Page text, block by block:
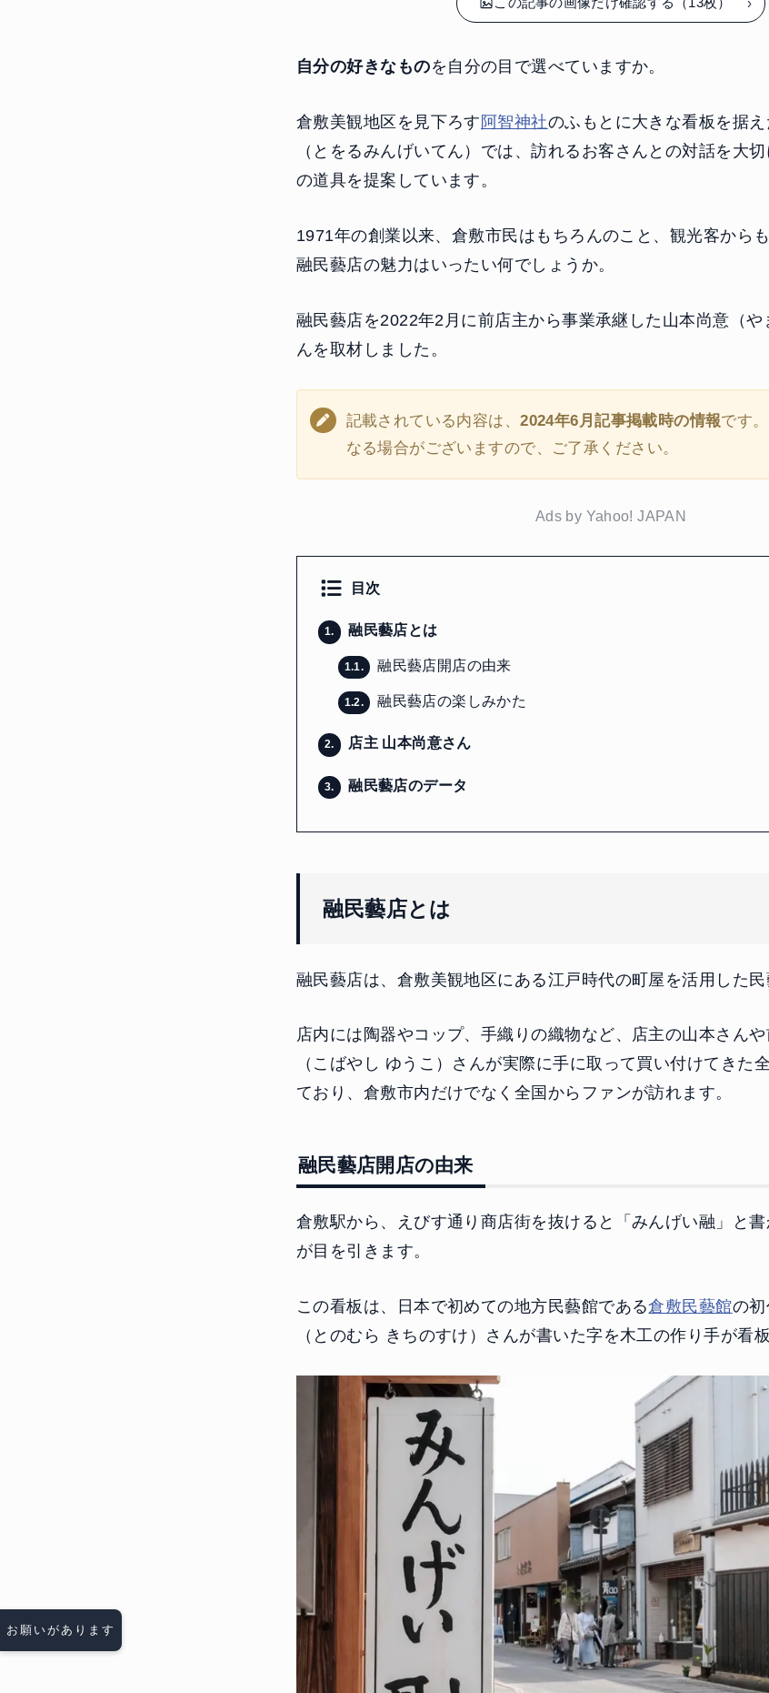
自分の好きなものを自分の目で選べていますか。
倉敷美観地区を見下ろす 阿智神社のふもとに大きな看板を据
（とをるみんげいてん）では、訪れるお客さんとの対話を大
の道具を提案しています。
1971年の創業以来、倉敷市民はもちろんのこと、観光客から
融民藝店の魅力はいったい何でしょうか。
融民藝店を2022年2月に前店主から事業承継した山本尚意（や
んを取材しました。
記載されている内容は、2024年6月記事掲載時の情報です
なる場合がございますので、ご了承ください。
Ads by Yahoo! JAPAN
目次
1. 融民藝店とは
1.1. 融民藝店開店の由来
1.2. 融民藝店の楽しみかた
2. 店主 山本尚意さん
3. 融民藝店のデータ
融民藝店とは
融民藝店は、倉敷美観地区にある江戸時代の町屋を活用した民
店内には陶器やコップ、手織りの織物など、店主の山本さん
（こばやし ゆうこ）さんが実際に手に取って買い付けてきた
ており、倉敷市内だけでなく全国からファンが訪れます。
融民藝店開店の由来
倉敷駅から、えびす通り商店街を抜けると「みんげい融」と
が目を引きます。
この看板は、日本で初めての地方民藝館である倉敷民藝館の
（とのむら きちのすけ）さんが書いた字を木工の作り手が看
お願いがあります